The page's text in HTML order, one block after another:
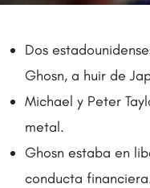
Dos
Ghosn, a huir de
Michael y Peter
metal.
Ghosn estaba en
conducta